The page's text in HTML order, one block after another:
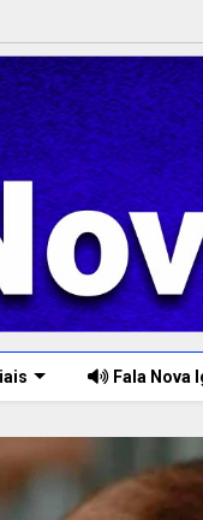
Fala Nova